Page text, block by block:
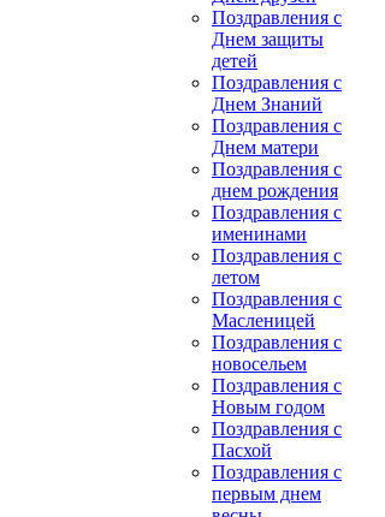
Поздравления с
Днем защиты
детей
Поздравления с
Днем Знаний
Поздравления с
Днем матери
Поздравления с
днем рождения
Поздравления с
именинами
Поздравления с
летом
Поздравления с
Масленицей
Поздравления с
новосельем
Поздравления с
Новым годом
Поздравления с
Пасхой
Поздравления с
первым днем